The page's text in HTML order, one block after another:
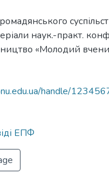
наук.-практ.
«Молодий
handle/
ЕПФ